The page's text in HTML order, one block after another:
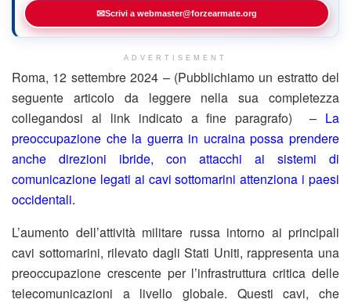
✉Scrivi a webmaster@forzearmate.org
ADVERTISEMENT
Roma, 12 settembre 2024 – (Pubblichiamo un estratto del
seguente articolo da leggere nella sua completezza
collegandosi al link indicato a fine paragrafo) – La
preoccupazione che la guerra in ucraina possa prendere
anche direzioni ibride, con attacchi ai sistemi di
comunicazione legati ai cavi sottomarini attenziona i paesi
occidentali.
L’aumento dell’attività militare russa intorno ai principali
cavi sottomarini, rilevato dagli Stati Uniti, rappresenta una
preoccupazione crescente per l’infrastruttura critica delle
telecomunicazioni a livello globale. Questi cavi, che